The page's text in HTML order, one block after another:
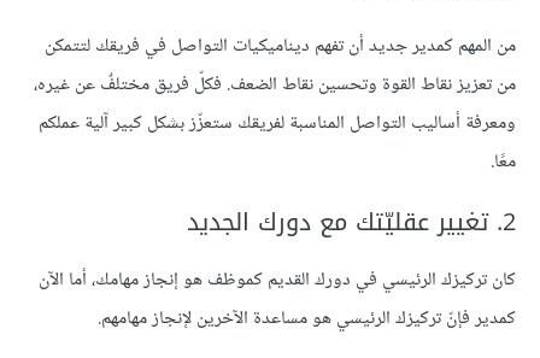
من المهم كمدير جديد أن تفهم ديناميكيات التواصل في فريقك لتتمكن
من تعزيز نقاط القوة وتحسين نقاط الضعف. فكلّ فريق مختلفٌ عن غيره،
ومعرفة أساليب التواصل المناسبة لفريقك ستعزّز بشكل كبير آلية عملكم
معًا.
2. تغيير عقليّتك مع دورك الجديد
كان تركيزك الرئيسي في دورك القديم كموظف هو إنجاز مهامك، أما الآن
كمدير فإنّ تركيزك الرئيسي هو مساعدة الآخرين لإنجاز مهامهم.